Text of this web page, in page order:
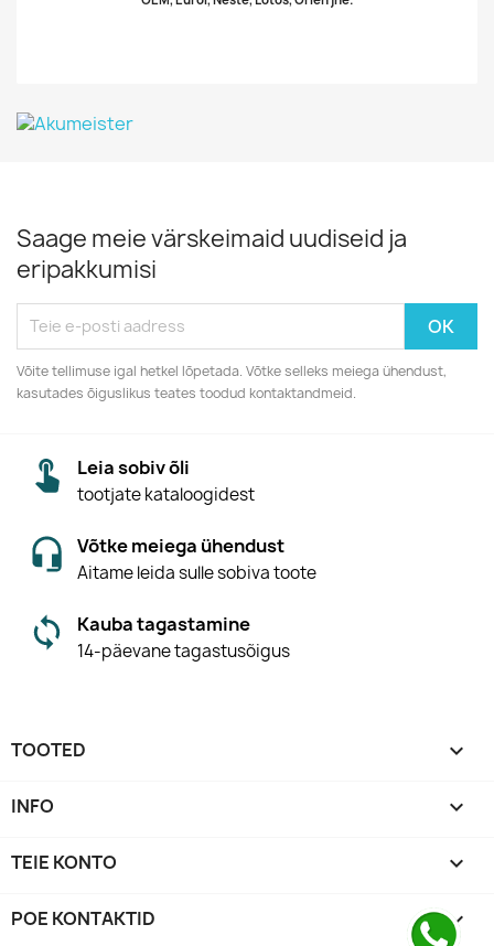
Saage meie värskeimaid uudiseid ja
eripakkumisi
Võite tellimuse igal hetkel lõpetada. Võtke selleks meiega ühendust,
kasutades õiguslikus teates toodud kontaktandmeid.
Leia sobiv õli
tootjate kataloogidest
Võtke meiega ühendust
Aitame leida sulle sobiva toote
Kauba tagastamine
14-päevane tagastusõigus
TOOTED 
INFO 
TEIE KONTO 
POE KONTAKTID keyboard_arrow_down